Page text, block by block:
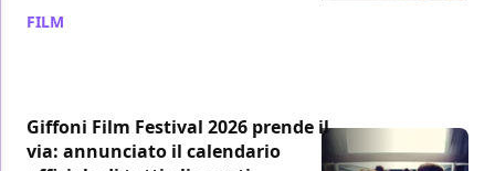
FILM
Giffoni Film Festival 2026 prende il
via: annunciato il calendario